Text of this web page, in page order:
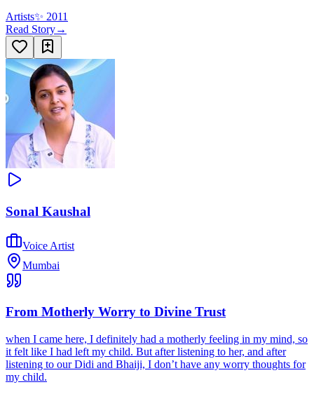
Artists✨ 2011
Read Story→
Sonal Kaushal
Voice Artist
Mumbai
From Motherly Worry to Divine Trust
when I came here, I definitely had a motherly feeling in my mind, so
it felt like I had left my child. But after listening to her, and after
listening to our Didi and Bhaiji, I don’t have any worry thoughts for
my child.